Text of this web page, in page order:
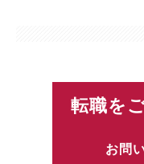
転職を
お問